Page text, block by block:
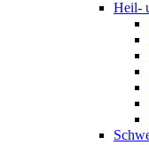
Heil-